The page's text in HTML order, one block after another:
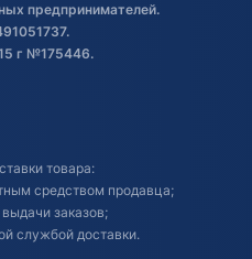
предпринимателей.
г №175446.
товара:
средством продавца;
выдачи заказов;
службой доставки.